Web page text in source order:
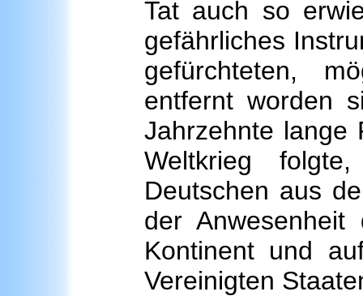
Tat auch so
gefährliches
gefürchteten,
entfernt worden
Jahrzehnte lange
Weltkrieg
Deutschen aus
der
Kontinent und
Vereinigten